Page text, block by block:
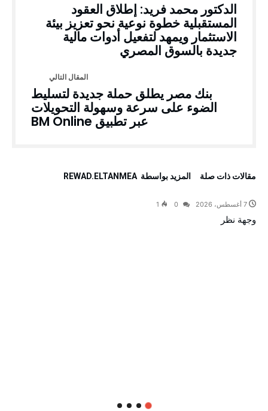
الدكتور محمد فريد: إطلاق العقود
المستقبلية خطوة نوعية نحو تعزيز بيئة
الاستثمار ويمهد لتفعيل أدوات مالية
جديدة بالسوق المصري
بنك مصر يطلق حملة جديدة لتسليط
الضوء على سرعة وسهولة التحويلات
عبر تطبيق BM Online
‫مقالات ذات صلة‬ ‫‫المزيد بواسطة‬ ‬ REWAD.ELTANMEA
7 أغسطس، 2026 1
وجهة نظر